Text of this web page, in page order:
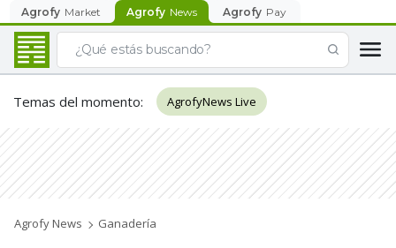
Agrofy Market Agrofy News Agrofy Pay
Temas del momento: AgrofyNews Live
Agrofy News Ganadería